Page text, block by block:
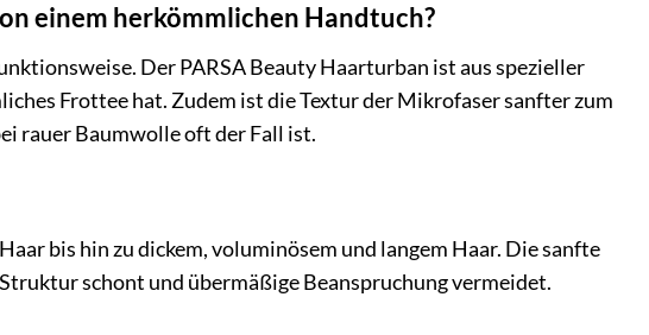
einem herkömmlichen Handtuch?
Der PARSA Beauty Haarturban ist aus spezieller
Frottee hat. Zudem ist die Textur der Mikrofaser sanfter zum
rauer Baumwolle oft der Fall ist.
bis hin zu dickem, voluminösem und langem Haar. Die sanfte
schont und übermäßige Beanspruchung vermeidet.